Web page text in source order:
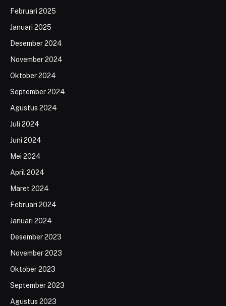
Februari 2025
Januari 2025
Desember 2024
November 2024
Oktober 2024
September 2024
Agustus 2024
Juli 2024
Juni 2024
Mei 2024
April 2024
Maret 2024
Februari 2024
Januari 2024
Desember 2023
November 2023
Oktober 2023
September 2023
Agustus 2023